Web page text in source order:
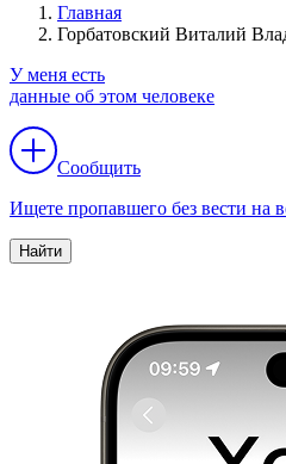
Главная
Горбатовский Виталий
У меня есть
данные об этом человеке
Сообщить
Ищете пропавшего без вести на
Найти